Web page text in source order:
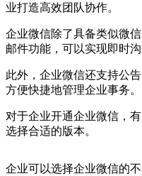
业打造高效团队协作。
企业微信除了具备类似微
邮件功能，可以实现即时沟
此外，企业微信还支持公
方便快捷地管理企业事务。
对于企业开通企业微信，
选择合适的版本。
企业可以选择企业微信的